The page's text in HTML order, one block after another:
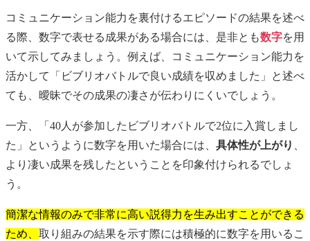
コミュニケーション能力を裏付けるエピソードの結果を述べ
る際、数字で表せる成果がある場合には、是非とも数字を用
いて示してみましょう。例えば、コミュニケーション能力を
活かして「ビブリオバトルで良い成績を収めました」と述べ
ても、曖昧でその成果の凄さが伝わりにくいでしょう。
一方、「40人が参加したビブリオバトルで2位に入賞しまし
た」というように数字を用いた場合には、 具体性が上がり
より凄い成果を残したということを印象付けられるでしょ
う。
簡潔な情報のみで非常に高い説得力を生み出すことができる
ため、 取り組みの結果を示す際には積極的に数字を用いるこ